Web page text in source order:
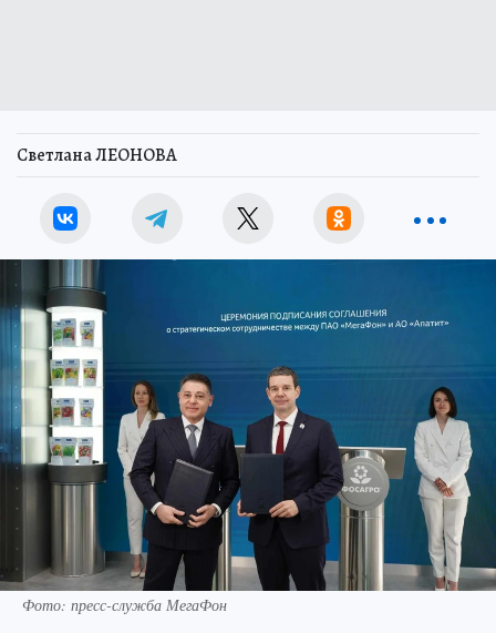
Светлана ЛЕОНОВА
Фото: пресс-служба МегаФон